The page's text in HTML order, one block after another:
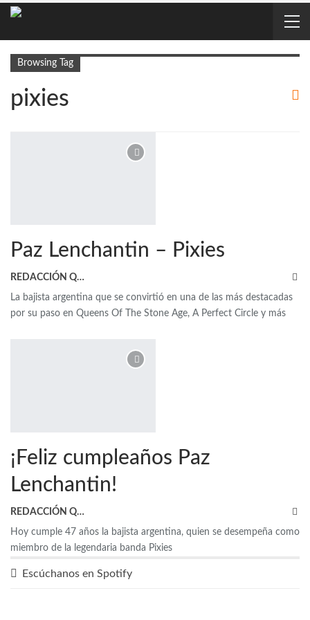
Browsing Tag
pixies
Paz Lenchantin – Pixies
REDACCIÓN QRP
La bajista argentina que se convirtió en una de las más destacadas
por su paso en Queens Of The Stone Age, A Perfect Circle y más
¡Feliz cumpleaños Paz
Lenchantin!
REDACCIÓN QRP
Hoy cumple 47 años la bajista argentina, quien se desempeña como
miembro de la legendaria banda Pixies
Escúchanos en Spotify